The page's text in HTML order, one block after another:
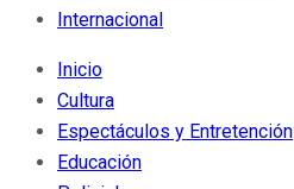
Internacional
Inicio
Cultura
Espectáculos y Entretención
Educación